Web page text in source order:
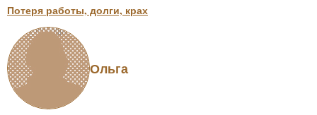
Потеря работы, долги, крах
Ольга